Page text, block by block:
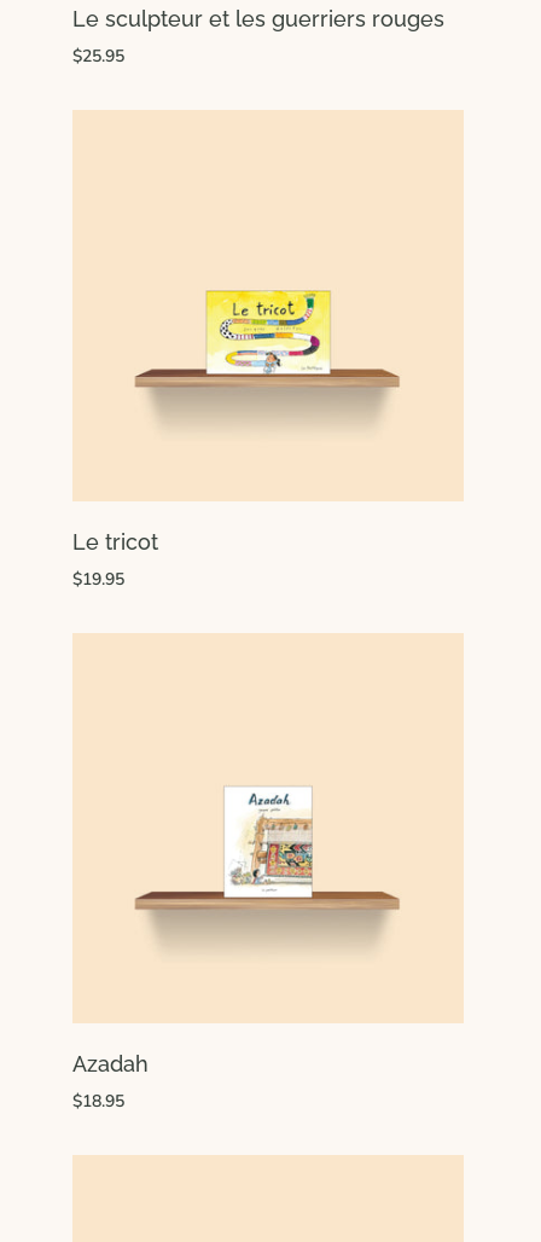
Le sculpteur et les guerriers rouges
$25.95
Le tricot
$19.95
Azadah
$18.95